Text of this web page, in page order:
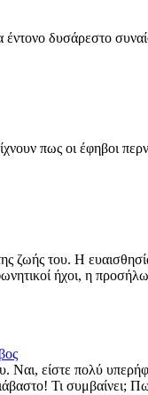
δυσάρεστο
πως οι
ζωής του. Η
ήχοι, η
είστε πολύ
Τι συμβαίνει;